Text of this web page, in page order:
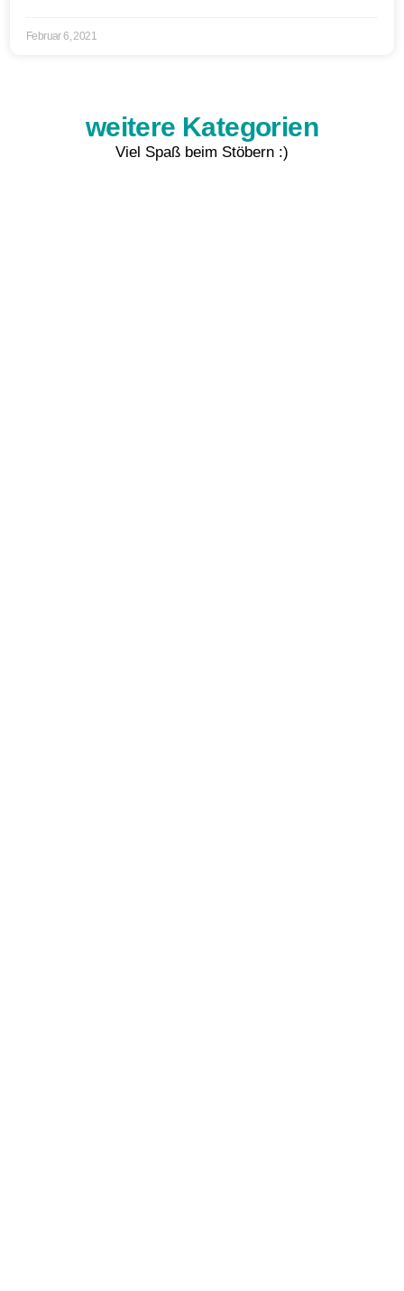
Februar 6, 2021
weitere Kategorien
Viel Spaß beim Stöbern :)